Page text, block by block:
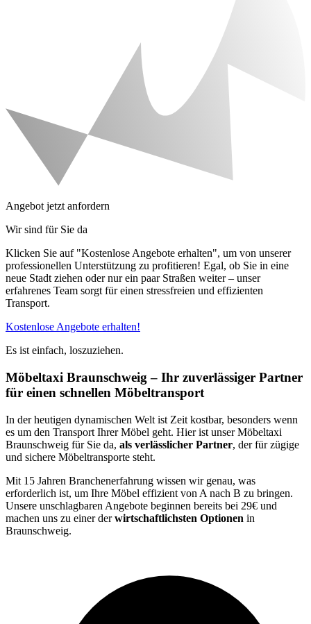
Angebot jetzt anfordern
Wir sind für Sie da
Klicken Sie auf "Kostenlose Angebote erhalten", um von unserer
professionellen Unterstützung zu profitieren! Egal, ob Sie in eine
neue Stadt ziehen oder nur ein paar Straßen weiter – unser
erfahrenes Team sorgt für einen stressfreien und effizienten
Transport.
Kostenlose Angebote erhalten!
Es ist einfach, loszuziehen.
Möbeltaxi Braunschweig – Ihr zuverlässiger Partner
für einen schnellen Möbeltransport
In der heutigen dynamischen Welt ist Zeit kostbar, besonders wenn
es um den Transport Ihrer Möbel geht. Hier ist unser Möbeltaxi
Braunschweig für Sie da, als verlässlicher Partner, der für zügige
und sichere Möbeltransporte steht.
Mit 15 Jahren Branchenerfahrung wissen wir genau, was
erforderlich ist, um Ihre Möbel effizient von A nach B zu bringen.
Unsere unschlagbaren Angebote beginnen bereits bei 29€ und
machen uns zu einer derwirtschaftlichsten Optionen in
Braunschweig.